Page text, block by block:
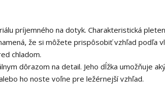
príjemného na dotyk. Charakteristická
že si môžete prispôsobiť vzhľad podľa
chladom.
dôrazom na detail. Jeho dĺžka umožňuje
ho noste voľne pre ležérnejší vzhľad.